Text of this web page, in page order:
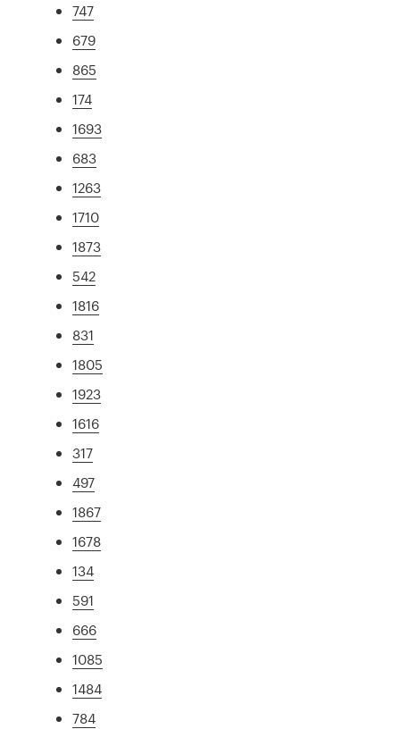
747
679
865
174
1693
683
1263
1710
1873
542
1816
831
1805
1923
1616
317
497
1867
1678
134
591
666
1085
1484
784